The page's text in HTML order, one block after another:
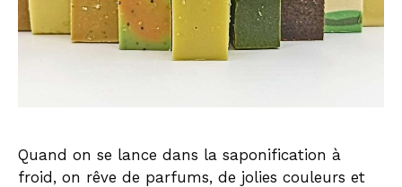
Quand on se lance dans la saponification à
froid, on rêve de parfums, de jolies couleurs et